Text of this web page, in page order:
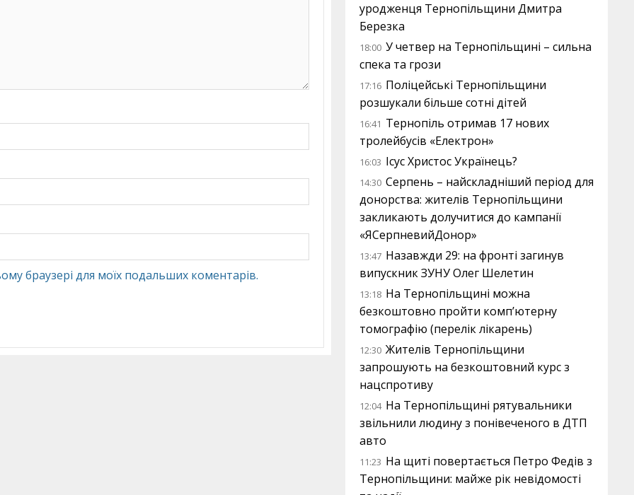
браузері для моїх подальших коментарів.
уродженця Тернопільщини Дмитра
Березка
18:00 У четвер на Тернопільщині – сильна
спека та грози
17:16 Поліцейські Тернопільщини
розшукали більше сотні дітей
16:41 Тернопіль отримав 17 нових
тролейбусів «Електрон»
16:03 Ісус Христос Українець?
14:30 Серпень – найскладніший період для
донорства: жителів Тернопільщини
закликають долучитися до кампанії
«ЯСерпневийДонор»
13:47 Назавжди 29: на фронті загинув
випускник ЗУНУ Олег Шелетин
13:18 На Тернопільщині можна
безкоштовно пройти комп’ютерну
томографію (перелік лікарень)
12:30 Жителів Тернопільщини
запрошують на безкоштовний курс з
нацспротиву
12:04 На Тернопільщині рятувальники
звільнили людину з понівеченого в ДТП
авто
11:23 На щиті повертається Петро Федів з
Тернопільщини: майже рік невідомості